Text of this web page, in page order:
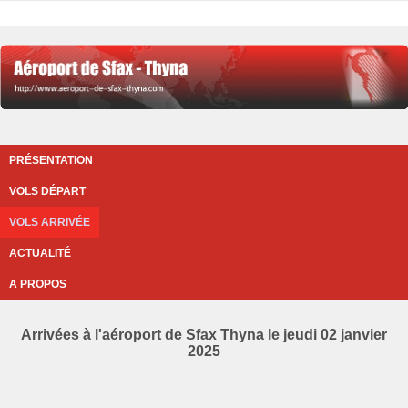
PRÉSENTATION
VOLS DÉPART
VOLS ARRIVÉE
ACTUALITÉ
A PROPOS
Arrivées à l'aéroport de Sfax Thyna le jeudi 02 janvier
2025